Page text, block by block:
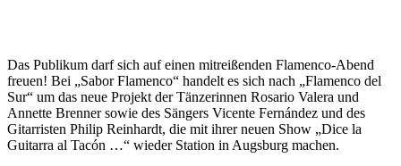
Das Publikum darf sich auf einen mitreißenden Flamenco-Abend
freuen! Bei „Sabor Flamenco“ handelt es sich nach „Flamenco del
Sur“ um das neue Projekt der Tänzerinnen Rosario Valera und
Annette Brenner sowie des Sängers Vicente Fernández und des
Gitarristen Philip Reinhardt, die mit ihrer neuen Show „Dice la
Guitarra al Tacón …“ wieder Station in Augsburg machen.